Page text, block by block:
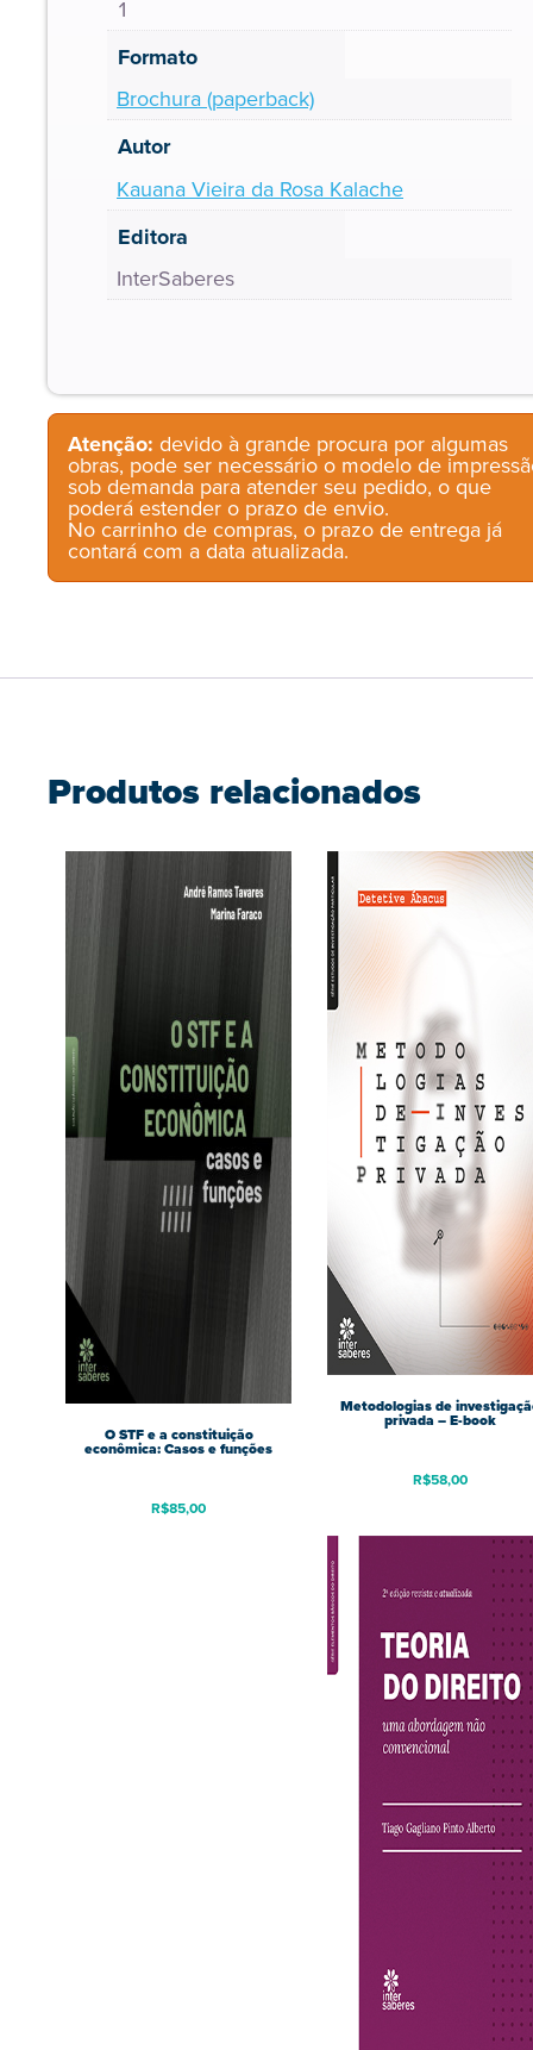
1
Formato
Brochura (paperback)
Autor
Kauana Vieira da Rosa Kalache
Editora
InterSaberes
Atenção: devido à grande procura por algumas
obras, pode ser necessário o modelo de
sob demanda para atender seu pedido, o que
poderá estender o prazo de envio.
No carrinho de compras, o prazo de entrega já
contará com a data atualizada.
Produtos relacionados
O STF e a constituição
econômica: Casos e funções
R$85,00
Metodologias de
privada – E-book
R$58,00